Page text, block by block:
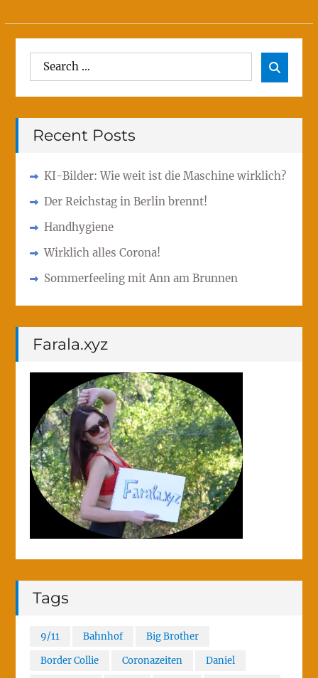
Search
for:

Recent Posts
KI-Bilder: Wie weit ist die Maschine wirklich?
Der Reichstag in Berlin brennt!
Handhygiene
Wirklich alles Corona!
Sommerfeeling mit Ann am Brunnen
Farala.xyz
Tags
9/11 Bahnhof
Big Brother
Border Collie
Coronazeiten Daniel